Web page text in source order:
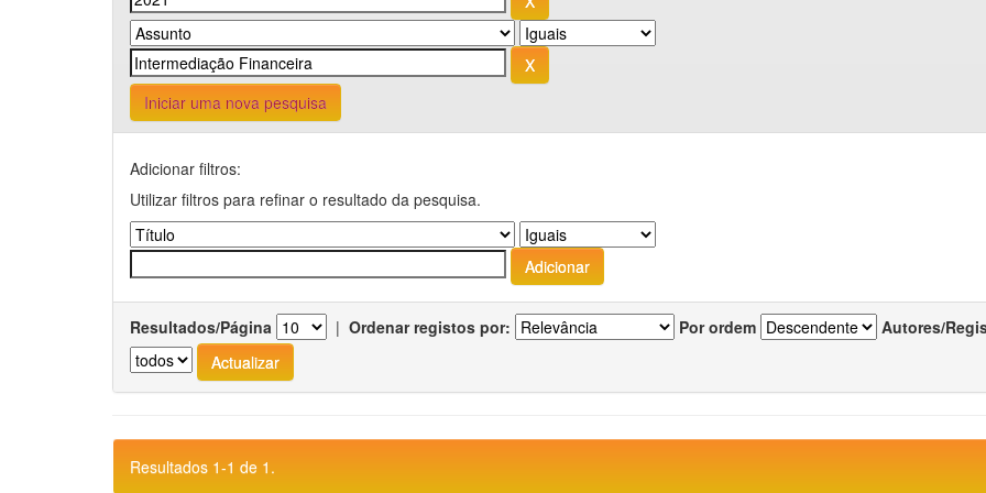
Iniciar uma nova pesquisa
Adicionar filtros:
Utilizar filtros para refinar o resultado da pesquisa.
Resultados/Página | Ordenar registos por: Por ordem Autores/
Resultados 1-1 de 1.